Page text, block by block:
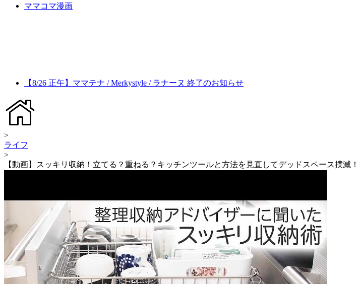
ママコマ漫画
【8/26 正午】ママテナ / Merkystyle / ラナーヌ 終了のお知らせ
>
ライフ
>
【動画】スッキリ収納！立てる？重ねる？キッチンツールと方法を見直してデッドスペース撲滅！